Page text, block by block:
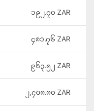
၁၉၂.၇၀ ZAR
၄၈၁.၇၆ ZAR
၉၆၃.၅၂ ZAR
၂,၄၀၈.၈၀ ZAR